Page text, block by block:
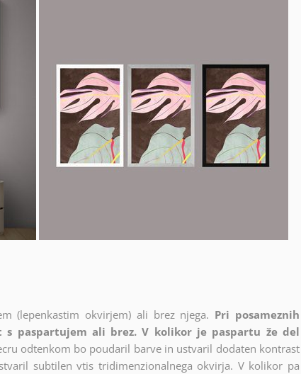
(lepenkastim okvirjem) ali brez njega. Pri posameznih
paspartujem ali brez. V kolikor je paspartu že del
odtenkom bo poudaril barve in ustvaril dodaten kontrast
subtilen vtis tridimenzionalnega okvirja. V kolikor pa